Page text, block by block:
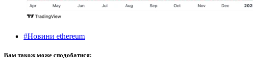
#Новини ethereum
Вам також може сподобатися: